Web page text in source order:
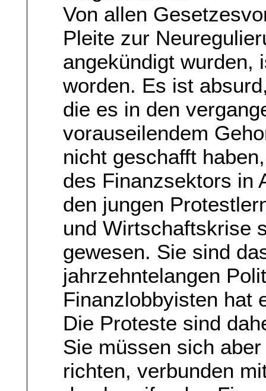
Von allen
Pleite zur
angekündigt wurden,
worden. Es ist
die es in den
vorauseilendem
nicht geschafft
des Finanzsektors in
den jungen
und Wirtschaftskrise
gewesen. Sie sind
jahrzehntelangen
Finanzlobbyisten
Die Proteste sind
Sie müssen sich
richten, verbunden